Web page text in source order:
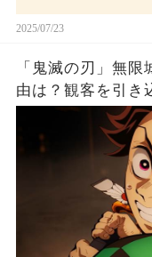
2025/07/23
「鬼滅の刃」無
由は？観客を引き